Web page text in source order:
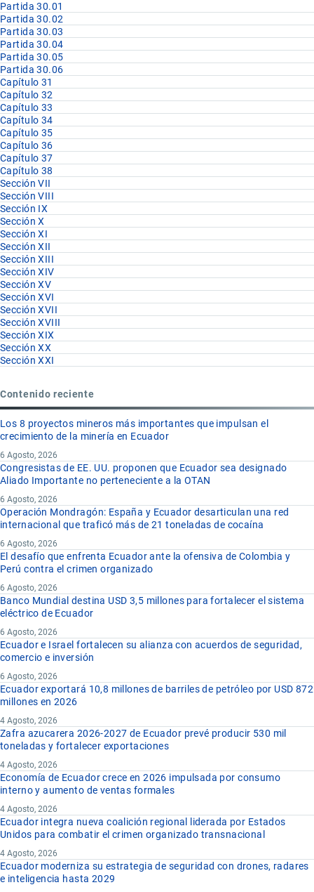
Partida 30.01
Partida 30.02
Partida 30.03
Partida 30.04
Partida 30.05
Partida 30.06
Capítulo 31
Capítulo 32
Capítulo 33
Capítulo 34
Capítulo 35
Capítulo 36
Capítulo 37
Capítulo 38
Sección VII
Sección VIII
Sección IX
Sección X
Sección XI
Sección XII
Sección XIII
Sección XIV
Sección XV
Sección XVI
Sección XVII
Sección XVIII
Sección XIX
Sección XX
Sección XXI
Contenido reciente
Los 8 proyectos mineros más importantes que impulsan el
crecimiento de la minería en Ecuador
6 Agosto, 2026
Congresistas de EE. UU. proponen que Ecuador sea designado
Aliado Importante no perteneciente a la OTAN
6 Agosto, 2026
Operación Mondragón: España y Ecuador desarticulan una red
internacional que traficó más de 21 toneladas de cocaína
6 Agosto, 2026
El desafío que enfrenta Ecuador ante la ofensiva de Colombia y
Perú contra el crimen organizado
6 Agosto, 2026
Banco Mundial destina USD 3,5 millones para fortalecer el sistema
eléctrico de Ecuador
6 Agosto, 2026
Ecuador e Israel fortalecen su alianza con acuerdos de seguridad,
comercio e inversión
6 Agosto, 2026
Ecuador exportará 10,8 millones de barriles de petróleo por USD 872
millones en 2026
4 Agosto, 2026
Zafra azucarera 2026-2027 de Ecuador prevé producir 530 mil
toneladas y fortalecer exportaciones
4 Agosto, 2026
Economía de Ecuador crece en 2026 impulsada por consumo
interno y aumento de ventas formales
4 Agosto, 2026
Ecuador integra nueva coalición regional liderada por Estados
Unidos para combatir el crimen organizado transnacional
4 Agosto, 2026
Ecuador moderniza su estrategia de seguridad con drones, radares
e inteligencia hasta 2029